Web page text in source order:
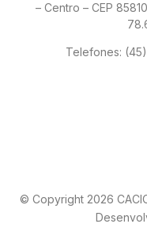
– Centro – CEP
Telefones:
© Copyright 2026